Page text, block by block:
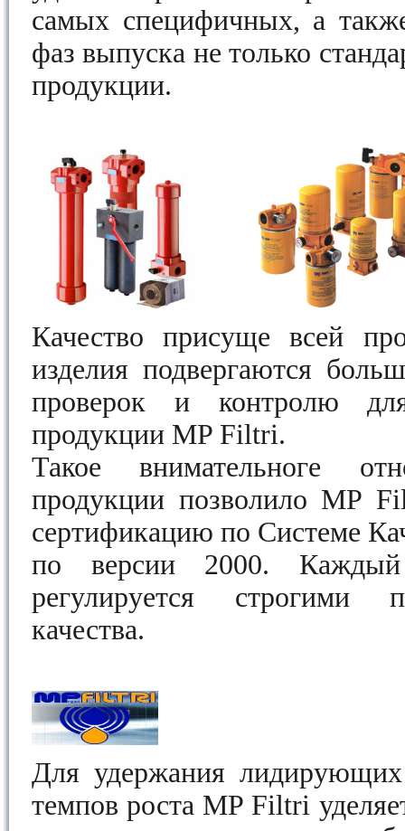
самых специфичных, а
фаз выпуска не только
продукции.
Качество присуще всей
изделия подвергаются
проверок и контролю
продукции MP Filtri.
Такое внимательноге
продукции позволило MP
сертификацию по Системе
по версии 2000. Каждый
регулируется строгими
качества.
Для удержания
темпов роста MP Filtri